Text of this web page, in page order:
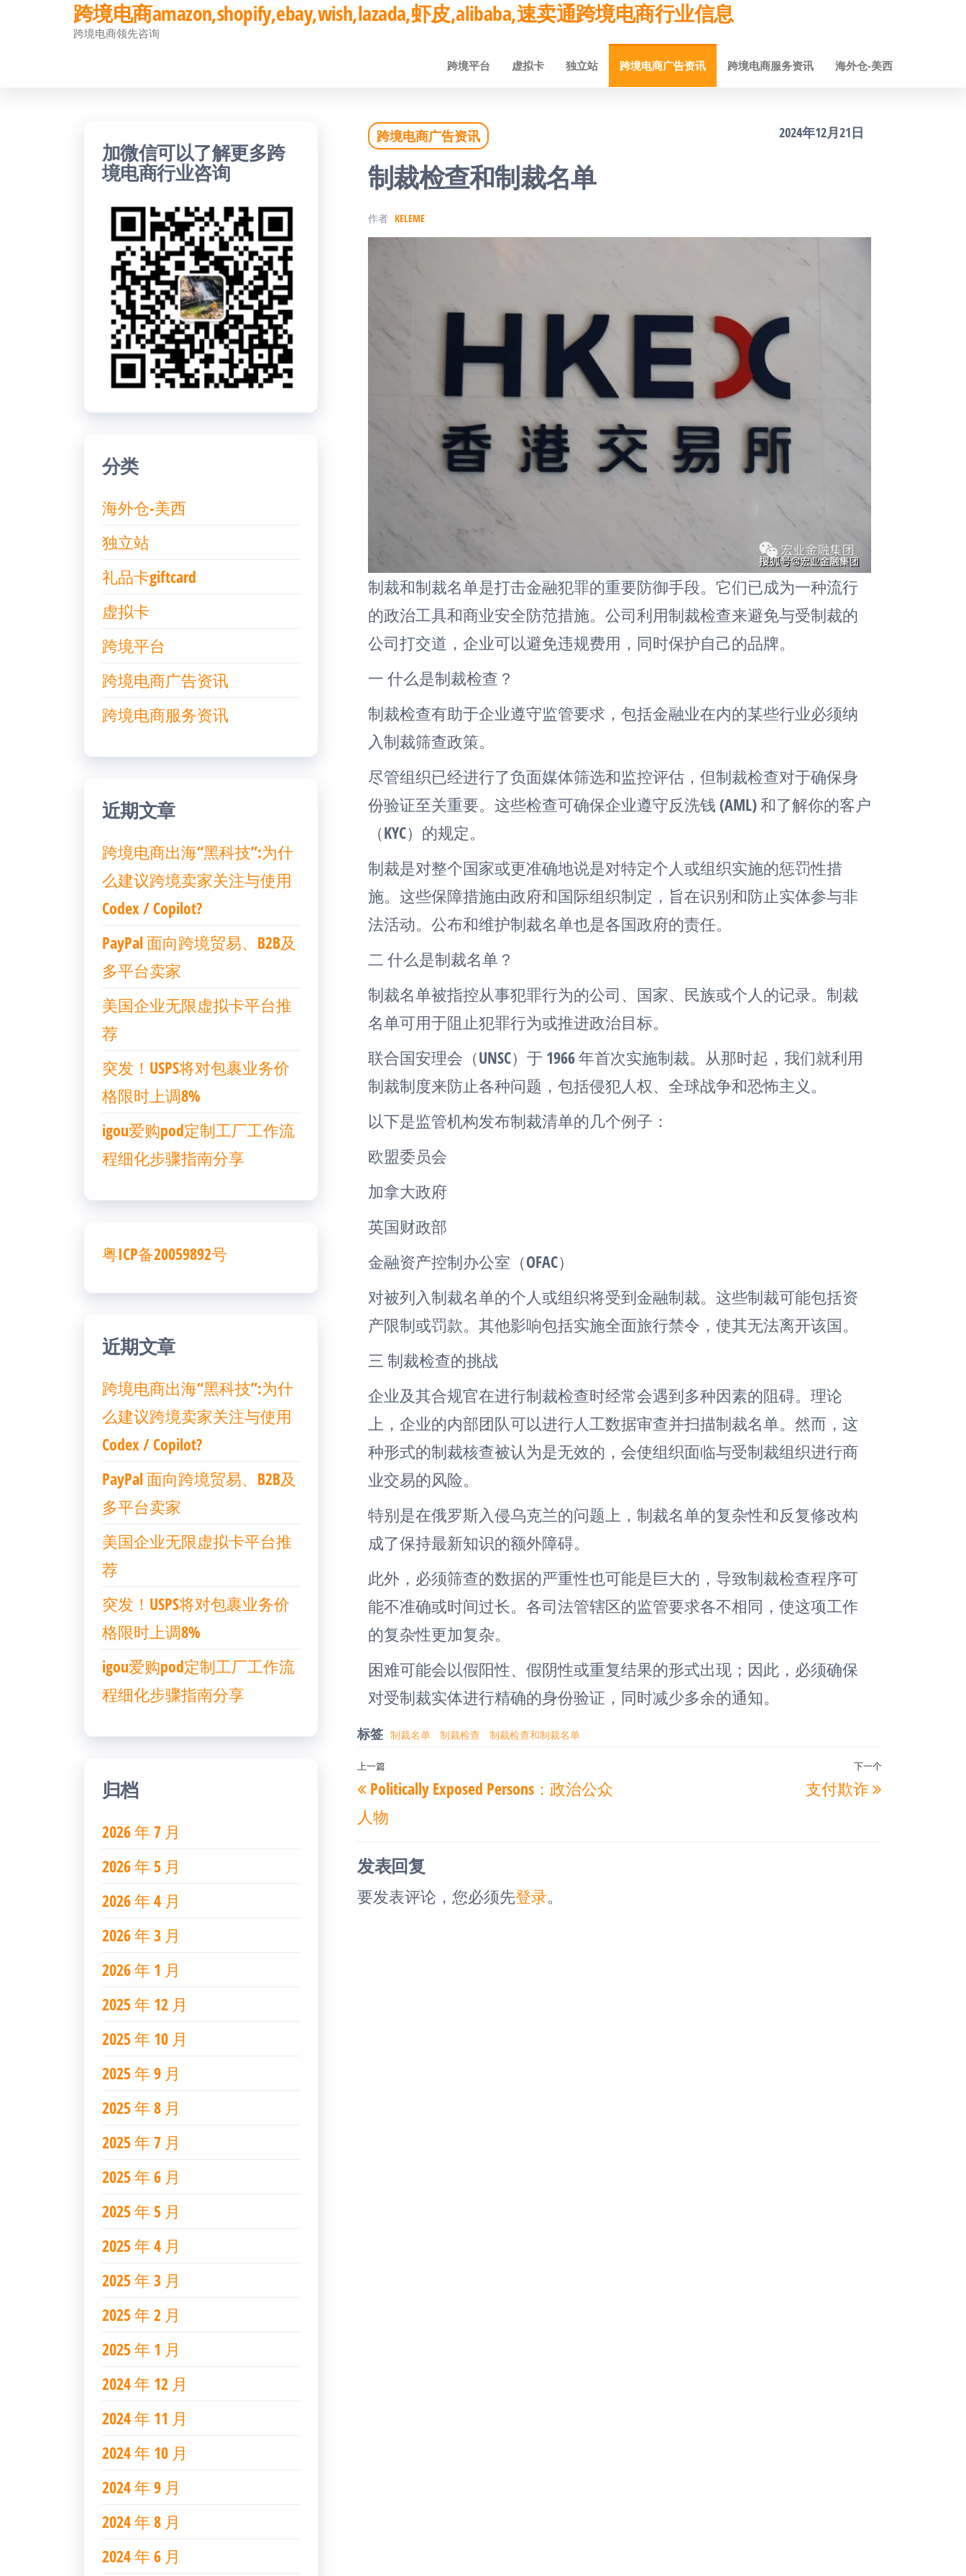
跨境电商amazon,shopify,ebay,wish,lazada,虾皮,alibaba,速卖通跨境电商行业信息
跨境电商领先咨询
跨境平台 虚拟卡 独立站 跨境电商广告资讯 跨境电商服务资讯 海外仓-美西
跨境电商广告资讯 2024年12月21日
制裁检查和制裁名单
作者 KELEME
制裁和制裁名单是打击金融犯罪的重要防御手段。它们已成为一种流行
的政治工具和商业安全防范措施。公司利用制裁检查来避免与受制裁的
公司打交道，企业可以避免违规费用，同时保护自己的品牌。
一 什么是制裁检查？
制裁检查有助于企业遵守监管要求，包括金融业在内的某些行业必须纳
入制裁筛查政策。
尽管组织已经进行了负面媒体筛选和监控评估，但制裁检查对于确保身
份验证至关重要。这些检查可确保企业遵守反洗钱 (AML) 和了解你的客户
（KYC）的规定。
制裁是对整个国家或更准确地说是对特定个人或组织实施的惩罚性措
施。这些保障措施由政府和国际组织制定，旨在识别和防止实体参与非
法活动。公布和维护制裁名单也是各国政府的责任。
二 什么是制裁名单？
制裁名单被指控从事犯罪行为的公司、国家、民族或个人的记录。制裁
名单可用于阻止犯罪行为或推进政治目标。
联合国安理会（UNSC）于 1966 年首次实施制裁。从那时起，我们就利用
制裁制度来防止各种问题，包括侵犯人权、全球战争和恐怖主义。
以下是监管机构发布制裁清单的几个例子：
欧盟委员会
加拿大政府
英国财政部
金融资产控制办公室（OFAC）
对被列入制裁名单的个人或组织将受到金融制裁。这些制裁可能包括资
产限制或罚款。其他影响包括实施全面旅行禁令，使其无法离开该国。
三 制裁检查的挑战
企业及其合规官在进行制裁检查时经常会遇到多种因素的阻碍。理论
上，企业的内部团队可以进行人工数据审查并扫描制裁名单。然而，这
种形式的制裁核查被认为是无效的，会使组织面临与受制裁组织进行商
业交易的风险。
特别是在俄罗斯入侵乌克兰的问题上，制裁名单的复杂性和反复修改构
成了保持最新知识的额外障碍。
此外，必须筛查的数据的严重性也可能是巨大的，导致制裁检查程序可
能不准确或时间过长。各司法管辖区的监管要求各不相同，使这项工作
的复杂性更加复杂。
困难可能会以假阳性、假阴性或重复结果的形式出现；因此，必须确保
对受制裁实体进行精确的身份验证，同时减少多余的通知。
标签 制裁名单 制裁检查 制裁检查和制裁名单
文
章
导
上
一
篇
文
上一篇
Politically Exposed Persons：政治公众
人物
下
下一个
支付欺诈
发表回复
要发表评论，您必须先登录。
加微信可以了解更多跨
境电商行业咨询
分类
海外仓-美西
独立站
礼品卡giftcard
虚拟卡
跨境平台
跨境电商广告资讯
跨境电商服务资讯
近期文章
跨境电商出海“黑科技”:为什
么建议跨境卖家关注与使用
Codex / Copilot?
PayPal 面向跨境贸易、B2B及
多平台卖家
美国企业无限虚拟卡平台推
荐
突发！USPS将对包裹业务价
格限时上调8%
igou爱购pod定制工厂工作流
程细化步骤指南分享
粤ICP备20059892号
近期文章
跨境电商出海“黑科技”:为什
么建议跨境卖家关注与使用
Codex / Copilot?
PayPal 面向跨境贸易、B2B及
多平台卖家
美国企业无限虚拟卡平台推
荐
突发！USPS将对包裹业务价
格限时上调8%
igou爱购pod定制工厂工作流
程细化步骤指南分享
归档
2026 年 7 月
2026 年 5 月
2026 年 4 月
2026 年 3 月
2026 年 1 月
2025 年 12 月
2025 年 10 月
2025 年 9 月
2025 年 8 月
2025 年 7 月
2025 年 6 月
2025 年 5 月
2025 年 4 月
2025 年 3 月
2025 年 2 月
2025 年 1 月
2024 年 12 月
2024 年 11 月
2024 年 10 月
2024 年 9 月
2024 年 8 月
2024 年 6 月